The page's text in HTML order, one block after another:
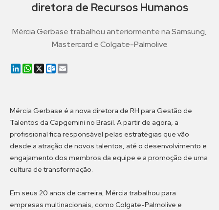
diretora de Recursos Humanos
Mércia Gerbase trabalhou anteriormente na Samsung,
Mastercard e Colgate-Palmolive
LinkedIn
WhatsApp
X Outlook.com
Mércia Gerbase é a nova diretora de RH para Gestão de
Talentos da Capgemini no Brasil. A partir de agora, a
profissional fica responsável pelas estratégias que vão
desde a atração de novos talentos, até o desenvolvimento e
engajamento dos membros da equipe e a promoção de uma
cultura de transformação.
Em seus 20 anos de carreira, Mércia trabalhou para
empresas multinacionais, como Colgate-Palmolive e